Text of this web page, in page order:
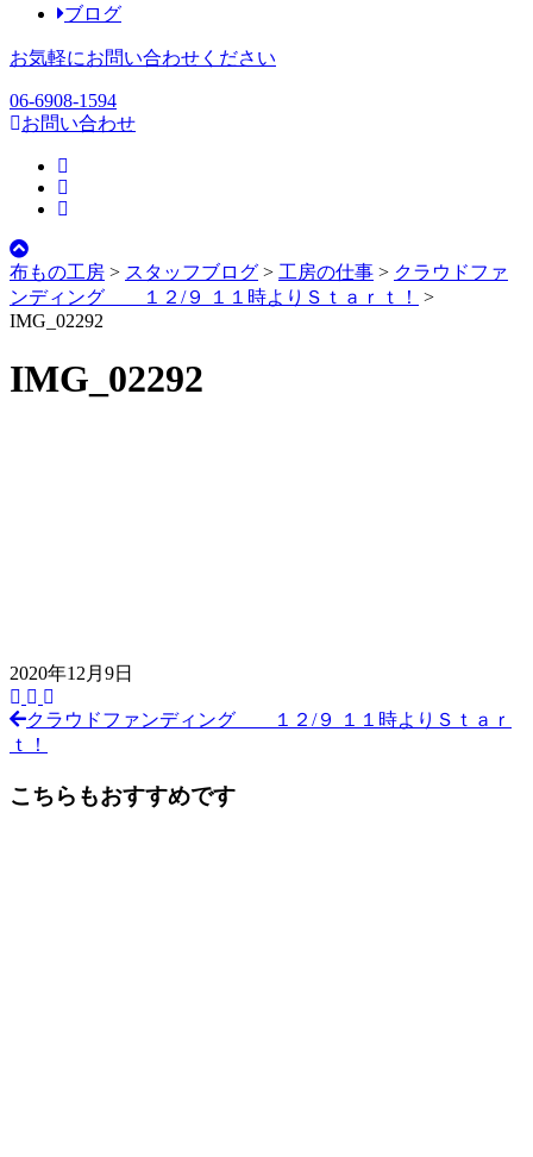
ブログ
お気軽にお問い合わせください
06-6908-1594
お問い合わせ
布もの工房 > スタッフブログ > 工房の仕事 > クラウドファ
ンディング １２/９ １１時よりＳｔａｒｔ！
>
IMG_02292
IMG_02292
2020年12月9日
前
後
の
クラウドファンディング １２/９ １１時よりＳｔａｒ
ｔ！
こちらもおすすめです